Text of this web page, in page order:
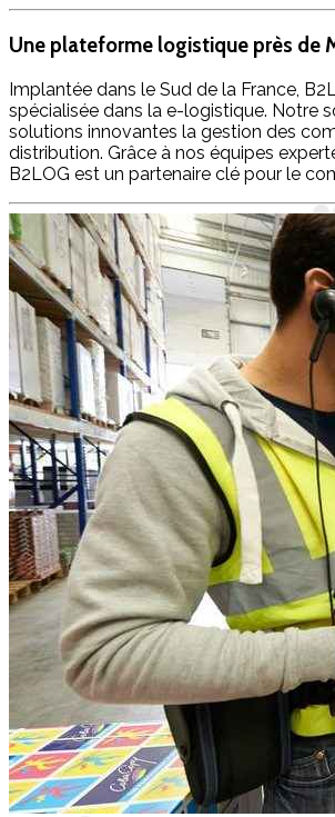
Une plateforme logistique près de
Implantée dans le Sud de la France,
spécialisée dans la e-logistique. Notre
solutions innovantes la gestion des
distribution. Grâce à nos équipes
B2LOG est un partenaire clé pour le